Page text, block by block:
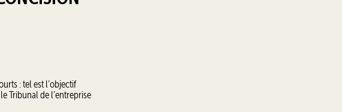
: tel est l’objectif
Tribunal de l’entreprise